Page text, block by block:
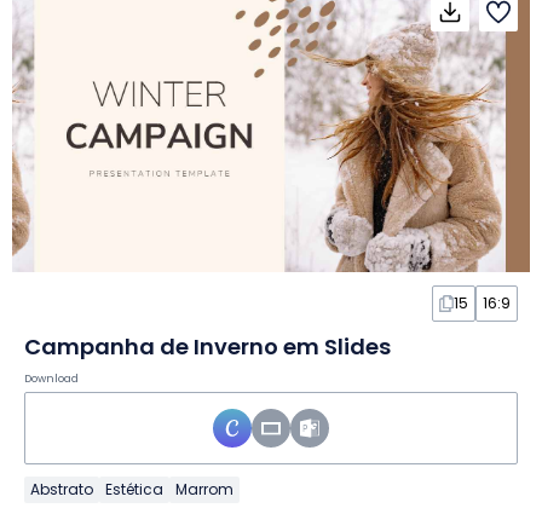
15 16:9
Campanha de Inverno em Slides
Download
Abstrato Estética Marrom